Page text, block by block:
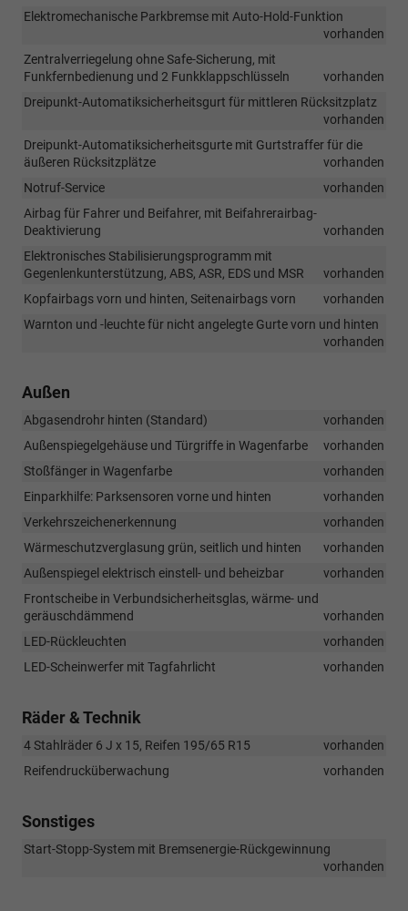
Elektromechanische Parkbremse mit Auto-Hold-Funktion
vorhanden
Zentralverriegelung ohne Safe-Sicherung, mit
Funkfernbedienung und 2 Funkklappschlüsseln
vorhanden
Dreipunkt-Automatiksicherheitsgurt für mittleren Rücksitzplatz
vorhanden
Dreipunkt-Automatiksicherheitsgurte mit Gurtstraffer für die
äußeren Rücksitzplätze
vorhanden
Notruf-Service
vorhanden
Airbag für Fahrer und Beifahrer, mit Beifahrerairbag-
Deaktivierung
vorhanden
Elektronisches Stabilisierungsprogramm mit
Gegenlenkunterstützung, ABS, ASR, EDS und MSR
vorhanden
Kopfairbags vorn und hinten, Seitenairbags vorn
vorhanden
Warnton und -leuchte für nicht angelegte Gurte vorn und hinten
vorhanden
Außen
Abgasendrohr hinten (Standard)
vorhanden
Außenspiegelgehäuse und Türgriffe in Wagenfarbe
vorhanden
Stoßfänger in Wagenfarbe
vorhanden
Einparkhilfe: Parksensoren vorne und hinten
vorhanden
Verkehrszeichenerkennung
vorhanden
Wärmeschutzverglasung grün, seitlich und hinten
vorhanden
Außenspiegel elektrisch einstell- und beheizbar
vorhanden
Frontscheibe in Verbundsicherheitsglas, wärme- und
geräuschdämmend
vorhanden
LED-Rückleuchten
vorhanden
LED-Scheinwerfer mit Tagfahrlicht
vorhanden
Räder & Technik
4 Stahlräder 6 J x 15, Reifen 195/65 R15
vorhanden
Reifendrucküberwachung
vorhanden
Sonstiges
Start-Stopp-System mit Bremsenergie-Rückgewinnung
vorhanden